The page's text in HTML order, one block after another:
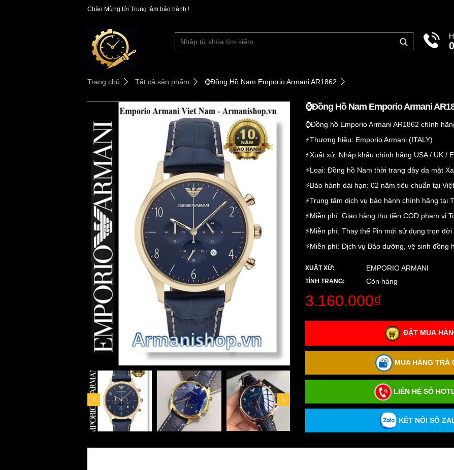
Chào Mừng tới Trung tâm bảo hành !
Trang chủ Tất cả sản phẩm ⌚️Đồng Hồ Nam Emporio Armani AR1862
⌚️Đồng Hồ Nam Emporio Armani
⌚️Đồng hồ Emporio Armani AR1862 chính
⚡️Thương hiệu: Emporio Armani (ITALY)
⚡️Xuất xứ: Nhập khẩu chính hãng USA / UK /
⚡️Loại: Đồng hồ Nam thời trang dây da mặt
⚡️Bảo hành dài hạn: 02 năm tiêu chuẩn tại
⚡️Trung tâm dịch vụ bảo hành chính hãng tại
⚡️Miễn phí: Giao hàng thu tiền COD phạm vi
⚡️Miễn phí: Thay thế Pin mới sử dụng trọn đời
⚡️Miễn phí: Dịch vụ Bảo dưỡng, vệ sinh đồng
XUẤT XỨ: EMPORIO ARMANI
TÌNH TRẠNG: Còn hàng
3.160.000₫
ĐẶT MUA
MUA HÀNG TRẢ
LIÊN HỆ SỐ
KẾT NỐI SỐ